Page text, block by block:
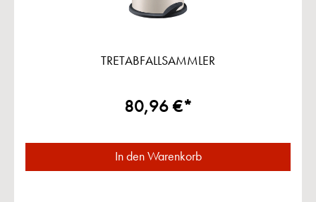
TRETABFALLSAMMLER
80,96 €*
In den Warenkorb